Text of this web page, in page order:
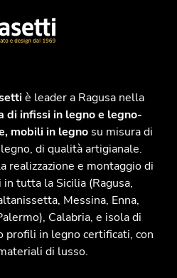
è leader a Ragusa nella
di infissi in legno e legno-
mobili in legno su misura di
di qualità artigianale.
realizzazione e montaggio di
tutta la Sicilia (Ragusa,
Messina, Enna,
Calabria, e isola di
profili in legno certificati, con
di lusso.